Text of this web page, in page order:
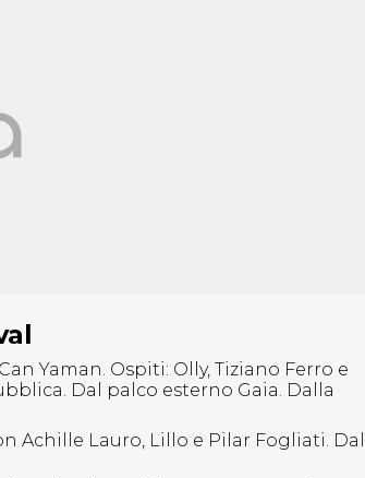
Yaman. Ospiti: Olly, Tiziano Ferro e
Dal palco esterno Gaia. Dalla
Achille Lauro, Lillo e Pilar Fogliati. Dal